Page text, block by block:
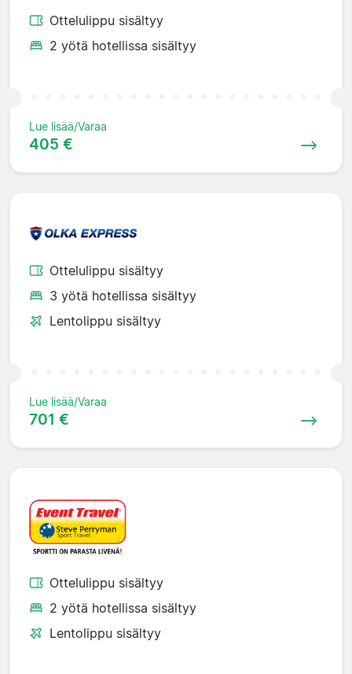
Ottelulippu sisältyy
2 yötä hotellissa sisältyy
Lue lisää/Varaa
405 €
Ottelulippu sisältyy
3 yötä hotellissa sisältyy
Lentolippu sisältyy
Lue lisää/Varaa
701 €
Ottelulippu sisältyy
2 yötä hotellissa sisältyy
Lentolippu sisältyy